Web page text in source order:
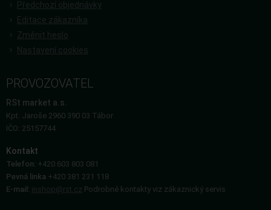
Předchozí objednávky
Editace zákazníka
Změnit heslo
Nastavení cookies
PROVOZOVATEL
RSt market a.s.
Kpt. Jaroše 2960 390 03 Tábor
IČO: 25157744
Kontakt
Telefon: +420 603 803 081
Pevná linka +420 381 231 118
E-mail: inshop@rst.cz Podrobné kontakty viz zákaznický servis